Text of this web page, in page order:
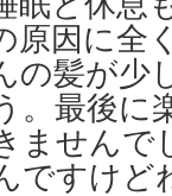
原因に全
の髪が少
。最後に
ませんで
ですけど